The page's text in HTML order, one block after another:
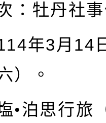
：牡丹社
年3月 14
）。
•泊思行旅